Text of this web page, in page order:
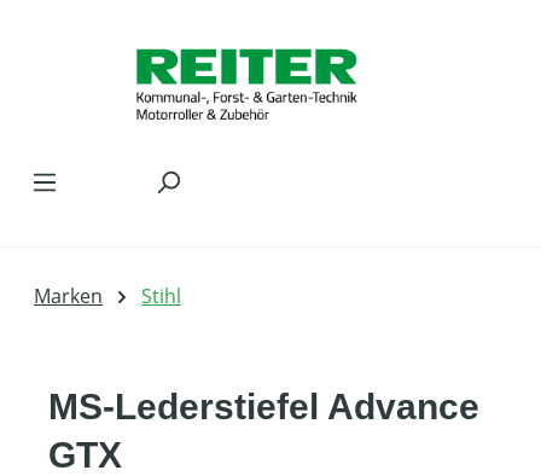
Marken Stihl
MS-Lederstiefel Advance
GTX